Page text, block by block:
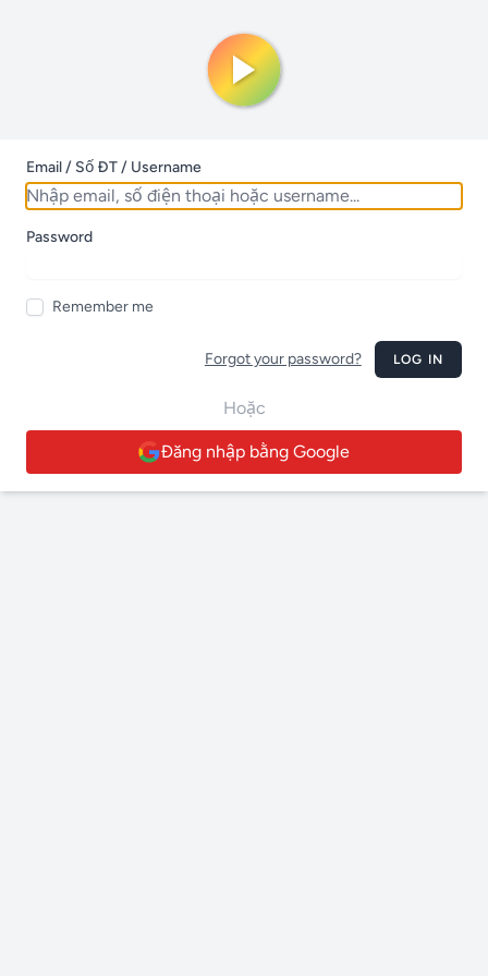
Email / Số ĐT / Username
Password
Remember me
Forgot your password? LOG IN
Hoặc
Đăng nhập bằng Google